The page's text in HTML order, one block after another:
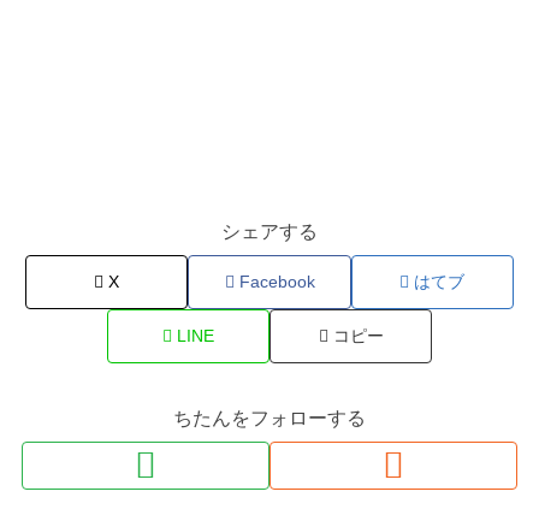
シェアする
X Facebook はてブ
LINE コピー
ちたんをフォローする